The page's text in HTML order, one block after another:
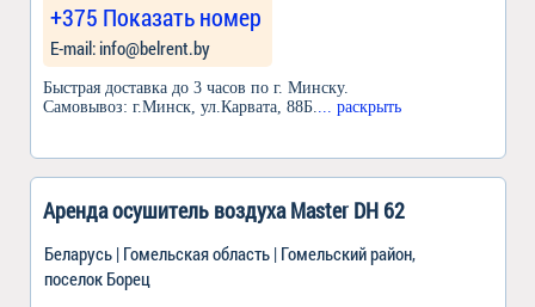
+375 Показать номер
Е-mail: info@belrent.by
Быстрая доставка до 3 часов по г. Минску.
Самовывоз: г.Минск, ул.Карвата, 88Б.... раскрыть
Аренда осушитель воздуха Master DH 62
Беларусь | Гомельская область | Гомельский район,
поселок Борец